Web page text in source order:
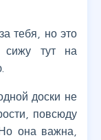
тебя, но это
сижу тут на
доски не
повсюду
она важна,